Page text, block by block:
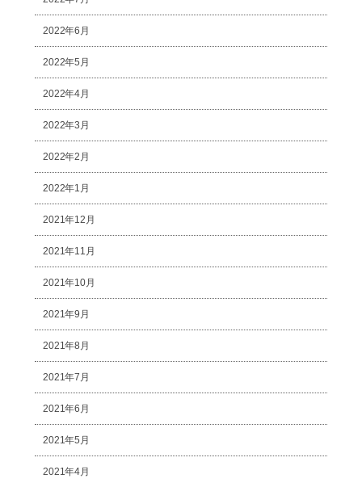
2022年6月
2022年5月
2022年4月
2022年3月
2022年2月
2022年1月
2021年12月
2021年11月
2021年10月
2021年9月
2021年8月
2021年7月
2021年6月
2021年5月
2021年4月